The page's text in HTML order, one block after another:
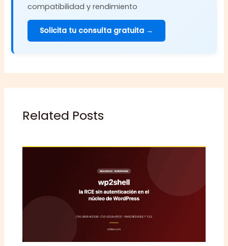
compatibilidad y rendimiento
Solicita tu consulta gratuita →
Related Posts